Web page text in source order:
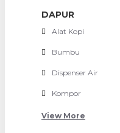
DAPUR
Alat Kopi
Bumbu
Dispenser Air
Kompor
View More